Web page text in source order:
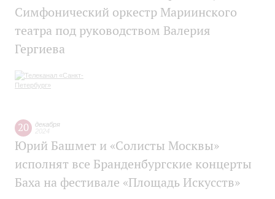
Симфонический оркестр Мариинского
театра под руководством Валерия
Гергиева
20
декабря
Юрий Башмет и «Солисты Москвы»
исполнят все Бранденбургские концерты
Баха на фестивале «Площадь Искусств»